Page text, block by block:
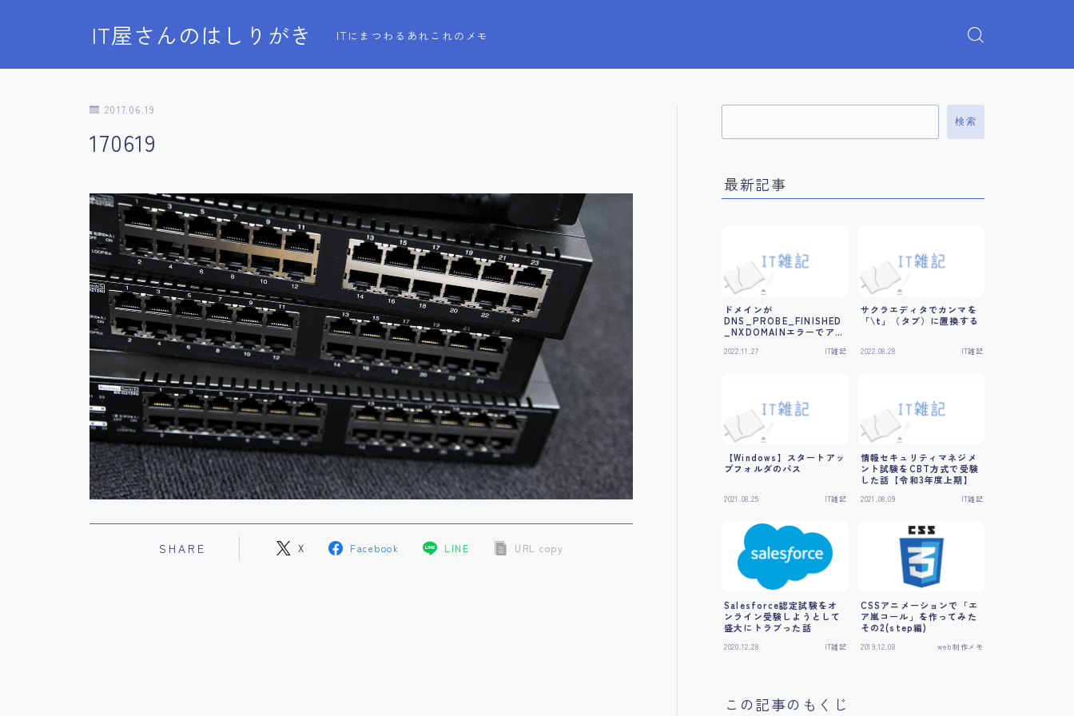
IT屋さんのはしりがき ITにまつわるあれこれのメモ
2017.06.19
170619
SHARE X Facebook LINE URL copy
検索
最新記事
ドメインが
DNS_PROBE_FINISHED
_NXDOMAINエラーでアク
2022.11.27 IT雑記
サクラエディタでカンマを
「\t」（タブ）に置換する
2022.08.28 IT雑記
【Windows】スタートアッ
プフォルダのパス
2021.08.25 IT雑記
情報セキュリティマネジメ
ント試験をCBT方式で受験
した話【令和3年度上期】
2021.08.09 IT雑記
Salesforce認定試験をオ
ンライン受験しようとして
盛大にトラブった話
2020.12.28 IT雑記
CSSアニメーションで「エ
ア嵐コール」を作ってみた
その2(step編)
2019.12.08 web制作メモ
この記事のもくじ